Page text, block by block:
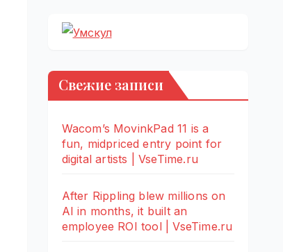
Свежие записи
Wacom’s MovinkPad 11 is a
fun, midpriced entry point for
digital artists | VseTime.ru
After Rippling blew millions on
AI in months, it built an
employee ROI tool | VseTime.ru